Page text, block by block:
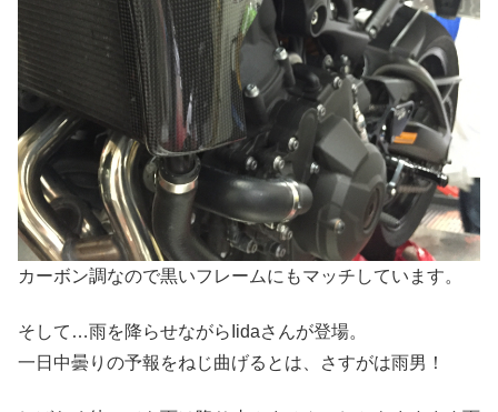
カーボン調なので黒いフレームにもマッチしています。
そして…雨を降らせながらIidaさんが登場。
一日中曇りの予報をねじ曲げるとは、さすがは雨男！